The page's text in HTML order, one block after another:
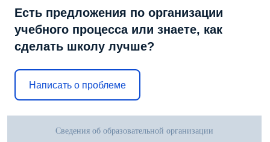
Есть предложения по организации
учебного процесса или знаете, как
сделать школу лучше?
Написать о проблеме
Сведения об образовательной организации